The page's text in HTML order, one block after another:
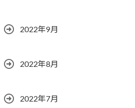
2022年9月
2022年8月
2022年7月